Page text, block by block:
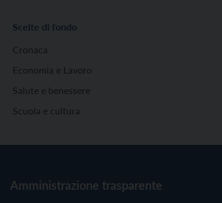
Scelte di fondo
Cronaca
Economia e Lavoro
Salute e benessere
Scuola e cultura
Amministrazione trasparente